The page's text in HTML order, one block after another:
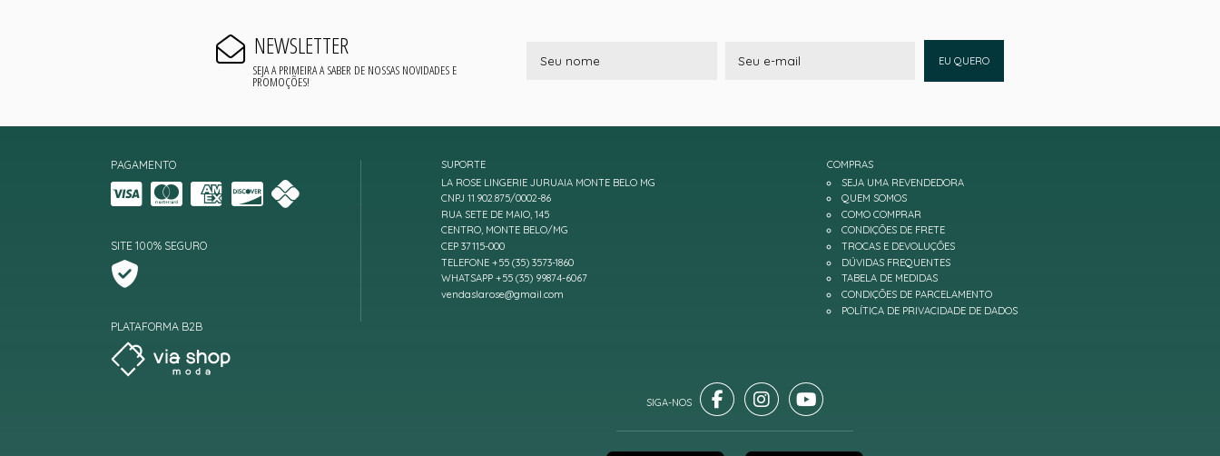
NEWSLETTER
SEJA A PRIMEIRA A SABER DE NOSSAS NOVIDADES E
PROMOÇÕES!
EU QUERO
PAGAMENTO
SITE 100% SEGURO
PLATAFORMA B2B
SUPORTE
LA ROSE LINGERIE JURUAIA MONTE BELO MG
CNPJ 11.902.875/0002-86
RUA SETE DE MAIO, 145
CENTRO, MONTE BELO/MG
CEP 37115-000
TELEFONE +55 (35) 3573-1860
WHATSAPP +55 (35) 99874-6067
vendaslarose@gmail.com
COMPRAS
SEJA UMA REVENDEDORA
QUEM SOMOS
COMO COMPRAR
CONDIÇÕES DE FRETE
TROCAS E DEVOLUÇÕES
DÚVIDAS FREQUENTES
TABELA DE MEDIDAS
CONDIÇÕES DE PARCELAMENTO
POLÍTICA DE PRIVACIDADE DE DADOS